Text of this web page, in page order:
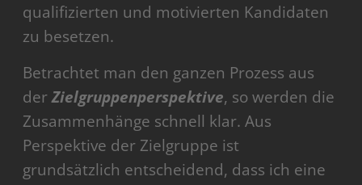
qualifizierten und motivierten Kandidaten
zu besetzen.
Betrachtet man den ganzen Prozess aus
derZielgruppenperspektive, so werden die
Zusammenhänge schnell klar. Aus
Perspektive der Zielgruppe ist
grundsätzlich entscheidend, dass ich eine